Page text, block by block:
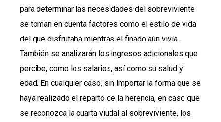
para determinar las necesidades del sobreviviente
se toman en cuenta factores como el estilo de vida
del que disfrutaba mientras el finado aún vivía.
También se analizarán los ingresos adicionales que
percibe, como los salarios, así como su salud y
edad. En cualquier caso, sin importar la forma que se
haya realizado el reparto de la herencia, en caso que
se reconozca la cuarta viudal al sobreviviente, los